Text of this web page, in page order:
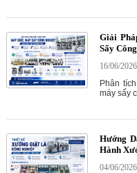
Giải
Sấy
16/06/2026
Phân
máy sấy
Hướng
Hành
04/06/2026